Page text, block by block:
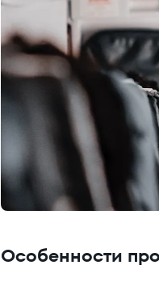
Особенности